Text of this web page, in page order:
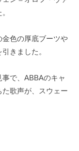
色の厚底ブーツや
きました。
事で、ABBAのキャ
歌声が、スウェー